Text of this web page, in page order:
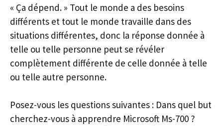
« Ça dépend. » Tout le monde a des besoins
différents et tout le monde travaille dans des
situations différentes, donc la réponse donnée à
telle ou telle personne peut se révéler
complètement différente de celle donnée à telle
ou telle autre personne.
Posez-vous les questions suivantes : Dans quel but
cherchez-vous à apprendre Microsoft Ms-700 ?